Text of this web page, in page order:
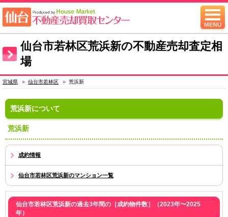
仙台市若林区荒浜新の不動産売却査定相
場
宮城県 仙台市若林区 荒浜新
荒浜新について
荒浜新
成約情報
仙台市若林区荒浜新のマンション一覧
仙台市若林区荒浜新の過去3年間の［成約物件数］（2023年〜2025
年）